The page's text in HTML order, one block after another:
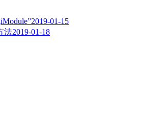
2019-01-15
法2019-01-18